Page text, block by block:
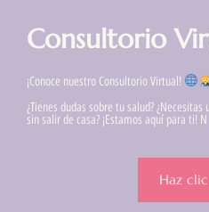
Consultorio
¡Conoce nuestro Consultorio Virtual!
¿Tienes dudas sobre tu salud?
sin salir de casa? ¡Estamos aquí para ti! N
Haz